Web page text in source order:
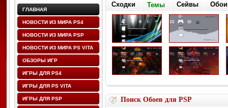
ГЛАВНАЯ
НОВОСТИ ИЗ МИРА PS4
НОВОСТИ ИЗ МИРА PSP
НОВОСТИ ИЗ МИРА PS VITA
ОБЗОРЫ ИГР
ИГРЫ ДЛЯ PS4
ИГРЫ ДЛЯ PS VITA
ИГРЫ ДЛЯ PSP
Сходки Темы Сейвы Обои
Поиск Обоев для PSP